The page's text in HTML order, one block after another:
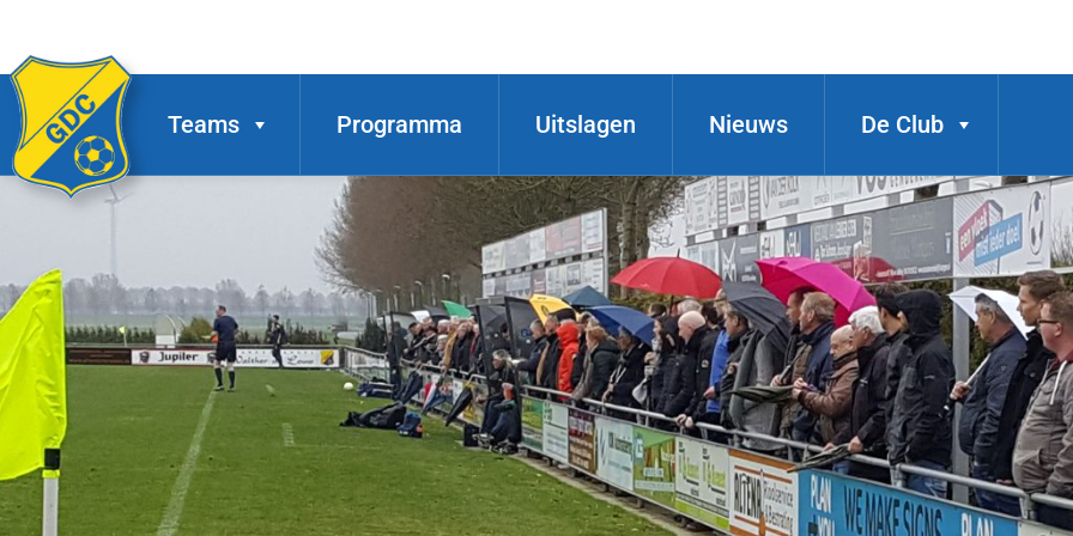
Teams Programma Uitslagen Nieuws De Club